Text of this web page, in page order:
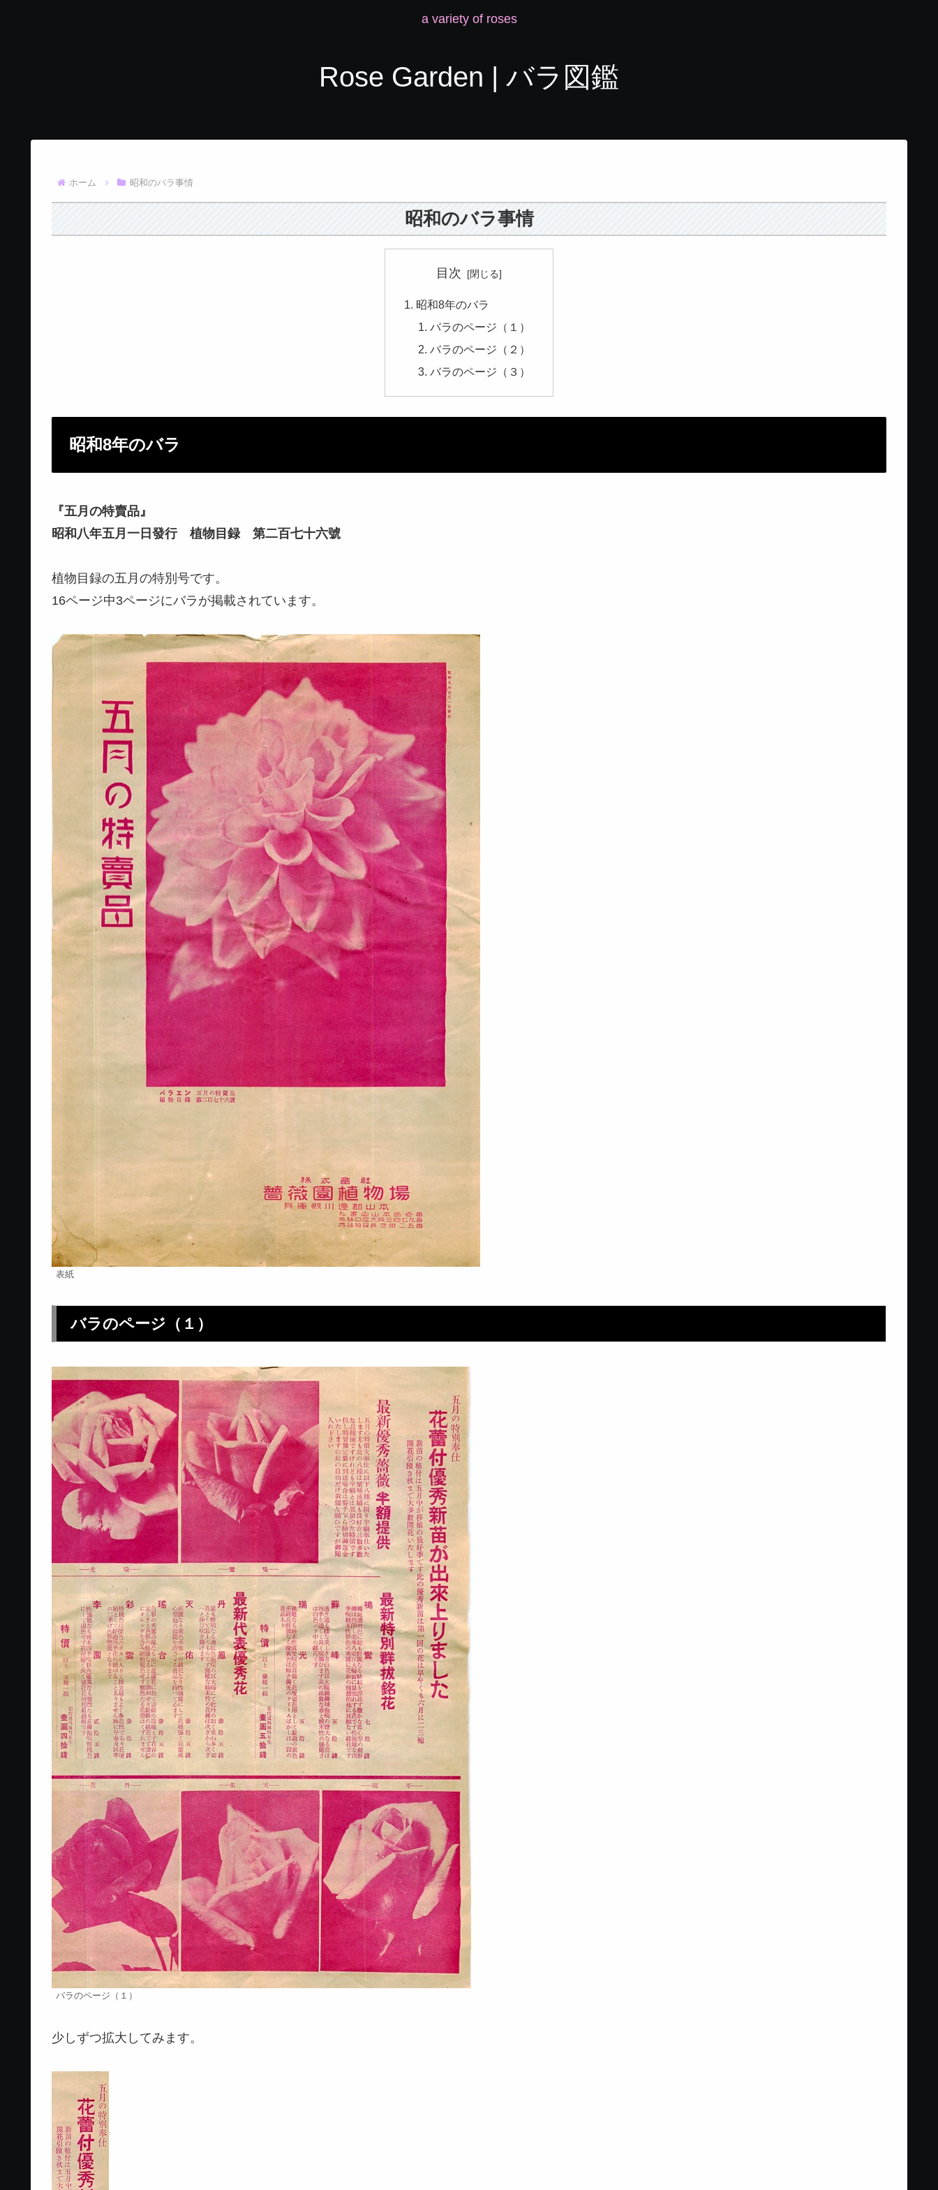
a variety of roses
Rose Garden | バラ図鑑
ホーム 昭和のバラ事情
昭和のバラ事情
目次
昭和8年のバラ
バラのページ（１）
バラのページ（２）
バラのページ（３）
昭和8年のバラ
『五月の特賣品』
昭和八年五月一日發行 植物目録 第二百七十六號
植物目録の五月の特別号です。
16ページ中3ページにバラが掲載されています。
表紙
バラのページ（１）
バラのページ（１）
少しずつ拡大してみます。